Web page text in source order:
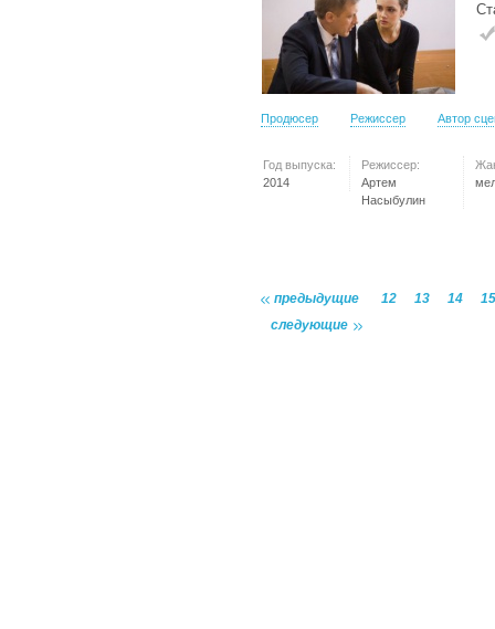
Продюсер Режиссер Автор
Год выпуска:
2014
Режиссер:
Артем
Насыбулин
предыдущие 12 13 14
15
следующие